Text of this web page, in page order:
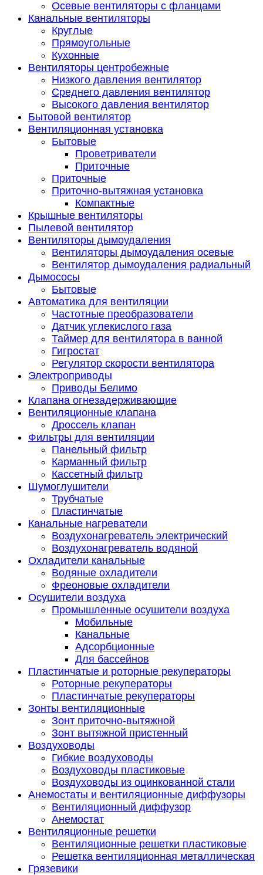
Осевые вентиляторы с фланцами
Канальные вентиляторы
Круглые
Прямоугольные
Кухонные
Вентиляторы центробежные
Низкого давления вентилятор
Среднего давления вентилятор
Высокого давления вентилятор
Бытовой вентилятор
Вентиляционная установка
Бытовые
Проветриватели
Приточные
Приточные
Приточно-вытяжная установка
Компактные
Крышные вентиляторы
Пылевой вентилятор
Вентиляторы дымоудаления
Вентиляторы дымоудаления осевые
Вентилятор дымоудаления радиальный
Дымососы
Бытовые
Автоматика для вентиляции
Частотные преобразователи
Датчик углекислого газа
Таймер для вентилятора в ванной
Гигростат
Регулятор скорости вентилятора
Электроприводы
Приводы Белимо
Клапана огнезадерживающие
Вентиляционные клапана
Дроссель клапан
Фильтры для вентиляции
Панельный фильтр
Карманный фильтр
Кассетный фильтр
Шумоглушители
Трубчатые
Пластинчатые
Канальные нагреватели
Воздухонагреватель электрический
Воздухонагреватель водяной
Охладители канальные
Водяные охладители
Фреоновые охладители
Осушители воздуха
Промышленные осушители воздуха
Мобильные
Канальные
Адсорбционные
Для бассейнов
Пластинчатые и роторные рекуператоры
Роторные рекуператоры
Пластинчатые рекуператоры
Зонты вентиляционные
Зонт приточно-вытяжной
Зонт вытяжной пристенный
Воздуховоды
Гибкие воздуховоды
Воздуховоды пластиковые
Воздуховоды из оцинкованной стали
Анемостаты и вентиляционные диффузоры
Вентиляционный диффузор
Анемостат
Вентиляционные решетки
Вентиляционные решетки пластиковые
Решетка вентиляционная металлическая
Грязевики